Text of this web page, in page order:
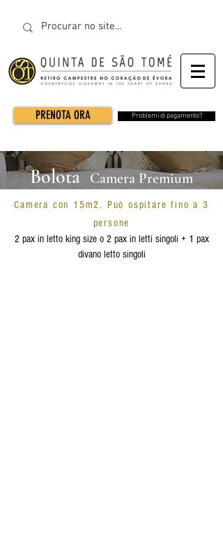
PRENOTA ORA Problemi di pagamento?
Bolota Camera Premium
Camera con 15m2. Può ospitare fino a 3
persone
2 pax in letto king size o 2 pax in letti singoli + 1 pax
divano letto singoli